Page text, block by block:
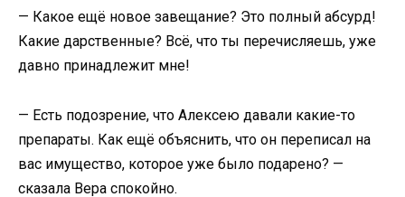
— Какое ещё новое завещание? Это полный абсурд!
Какие дарственные? Всё, что ты перечисляешь, уже
давно принадлежит мне!
— Есть подозрение, что Алексею давали какие-то
препараты. Как ещё объяснить, что он переписал на
вас имущество, которое уже было подарено? —
сказала Вера спокойно.